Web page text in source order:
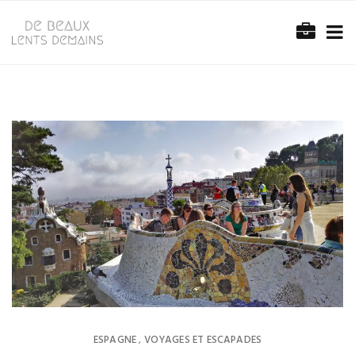
ESPAGNE, VOYAGES ET ESCAPADES